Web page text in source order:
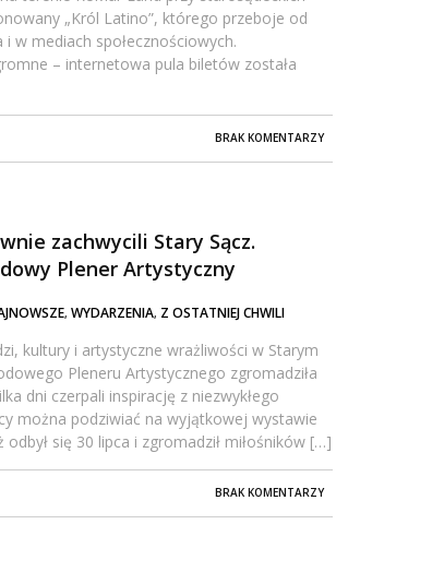
„Król Latino”, którego przeboje od
w mediach społecznościowych.
– internetowa pula biletów została
BRAK KOMENTARZY
zachwycili Stary Sącz.
Plener Artystyczny
, WYDARZENIA, Z OSTATNIEJ CHWILI
kultury i artystyczne wrażliwości w Starym
Pleneru Artystycznego zgromadziła
dni czerpali inspirację z niezwykłego
można podziwiać na wyjątkowej wystawie
się 30 lipca i zgromadził miłośników […]
BRAK KOMENTARZY